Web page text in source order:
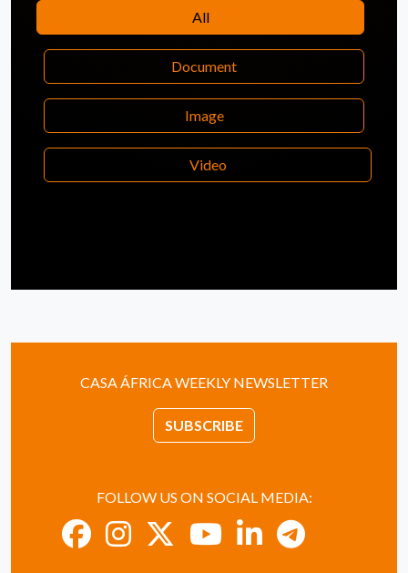
All
Document
Image
Video
CASA ÁFRICA WEEKLY NEWSLETTER
SUBSCRIBE
FOLLOW US ON SOCIAL MEDIA: